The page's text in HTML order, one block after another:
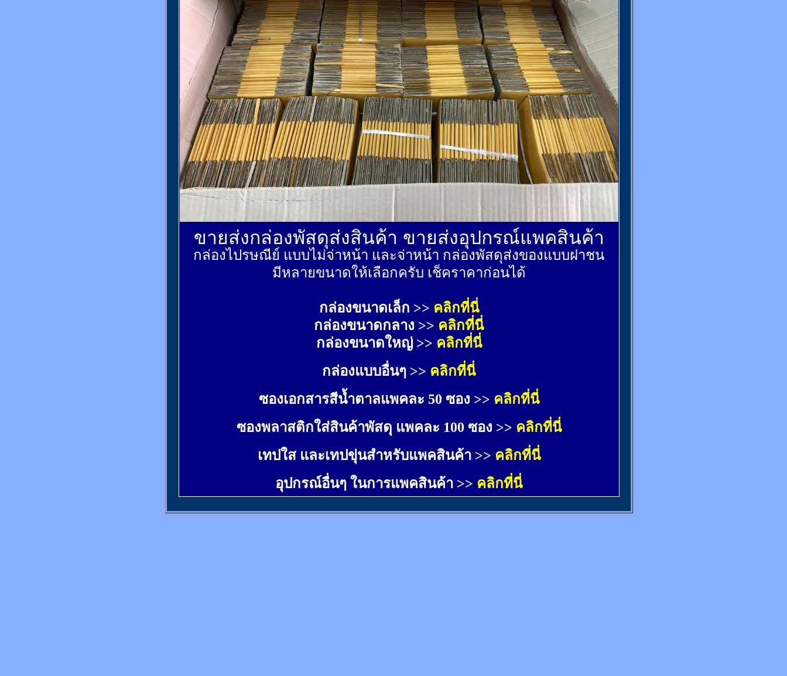
ขายส่งกล่องพัสดุส่งสินค้า ขายส่งอุปกรณ์แพคสินค้า
กล่องไปรษณีย์ แบบไม่จ่าหน้า และจ่าหน้า กล่องพัสดุส่งของแบบฝาชน
มีหลายขนาดให้เลือกครับ เช็คราคาก่อนได้
กล่องขนาดเล็ก >> คลิกที่นี่
กล่องขนาดกลาง >> คลิกที่นี่
กล่องขนาดใหญ่ >> คลิกที่นี่
กล่องแบบอื่นๆ >> คลิกที่นี่
ซองเอกสารสีน้ำตาลแพคละ 50 ซอง >> คลิกที่นี่
ซองพลาสติกใส่สินค้าพัสดุ แพคละ 100 ซอง >> คลิกที่นี่
เทปใส และเทปขุ่นสำหรับแพคสินค้า >> คลิกที่นี่
อุปกรณ์อื่นๆ ในการแพคสินค้า >> คลิกที่นี่